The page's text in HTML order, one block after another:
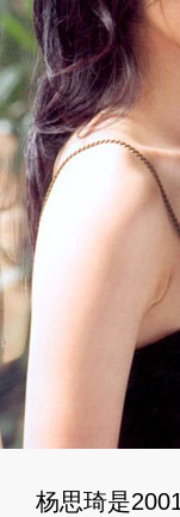
杨思琦是2001